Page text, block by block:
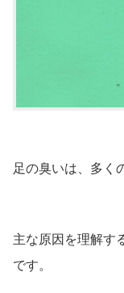
足の臭いは、多く
主な原因を理解す
です。